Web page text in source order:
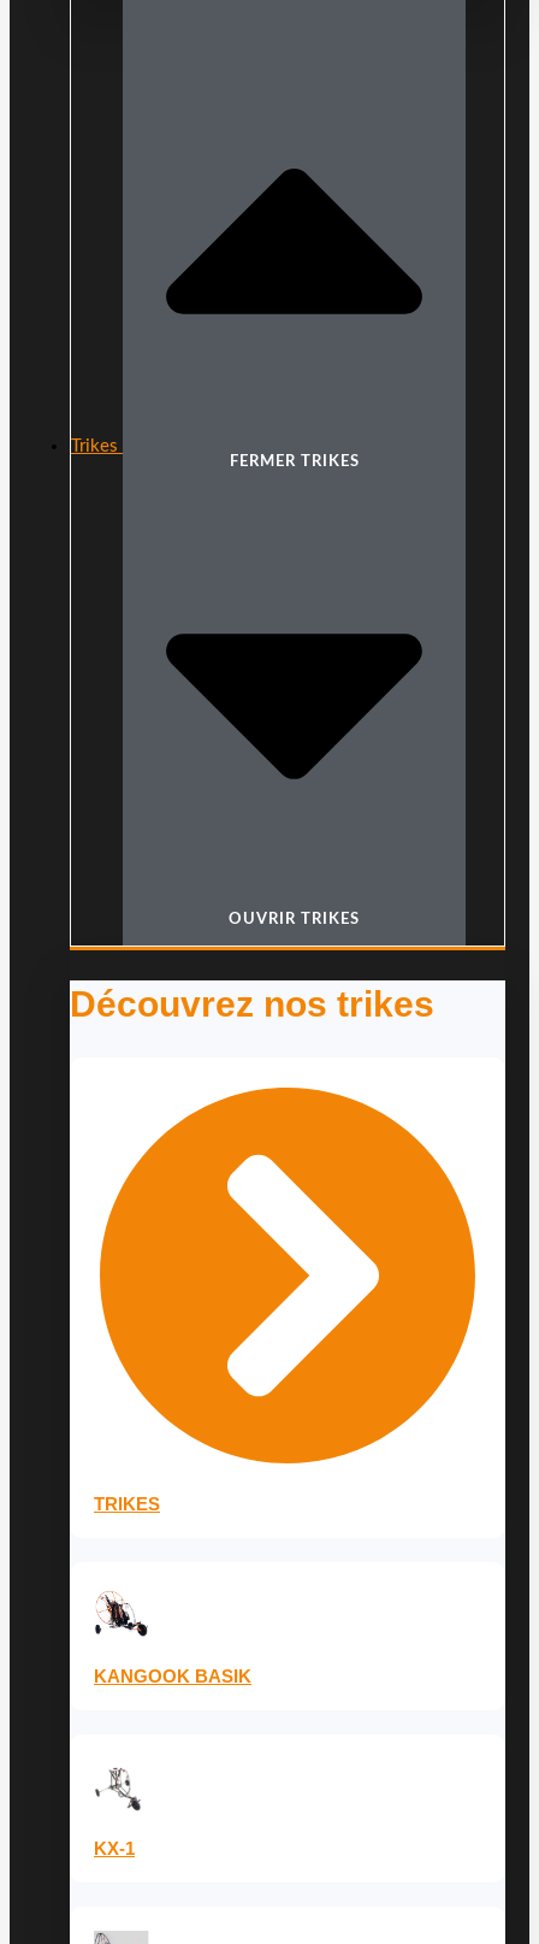
Trikes
FERMER TRIKES
OUVRIR TRIKES
Découvrez nos trikes
TRIKES
KANGOOK BASIK
KX-1